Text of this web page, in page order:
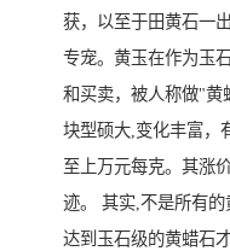
获，以至于田黄石一
专宠。黄玉在作为玉
和买卖，被人称做"黄
块型硕大,变化丰富，
至上万元每克。其涨
迹。 其实,不是所有
达到玉石级的黄蜡石